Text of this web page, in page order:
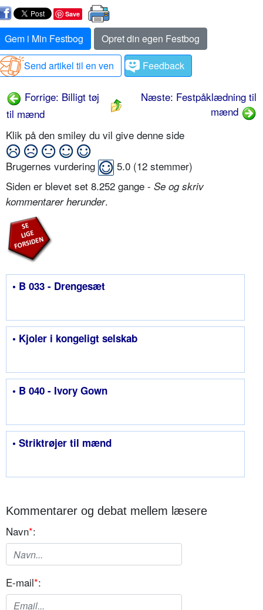
Save
Gem i Min Festbog
Opret din egen Festbog
Send artikel til en ven
Feedback
Forrige: Billigt tøj
til mænd
Næste: Festpåklædning til
mænd
Klik på den smiley du vil give denne side
Brugernes vurdering 5.0 (12 stemmer)
Siden er blevet set 8.252 gange - Se og skriv
kommentarer herunder.
• B 033 - Drengesæt
• Kjoler i kongeligt selskab
• B 040 - Ivory Gown
• Striktrøjer til mænd
Kommentarer og debat mellem læsere
Navn*:
E-mail*: